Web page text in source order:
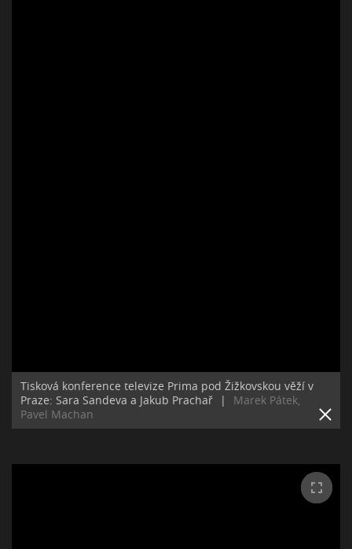
Tisková konference televize Prima pod Žižkovskou věží v
Praze: Sara Sandeva a Jakub Prachař
|
Marek Pátek,
Pavel Machan